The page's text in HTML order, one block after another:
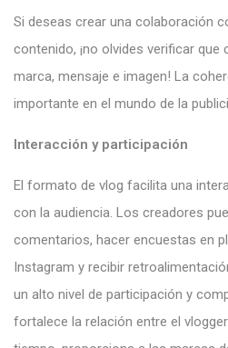
Si deseas crear una colaboración
contenido, ¡no olvides verificar
marca, mensaje e imagen! La
importante en el mundo de la
Interacción y participación
El formato de vlog facilita una
con la audiencia. Los creadores
comentarios, hacer encuestas en
Instagram y recibir
un alto nivel de participación y
fortalece la relación entre el